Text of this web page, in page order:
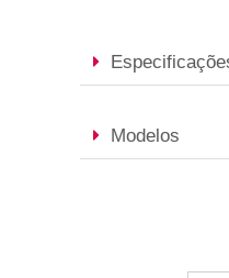
Modelos